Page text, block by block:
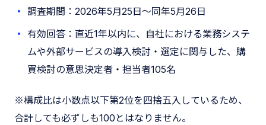
調査期間：2026年5月25日〜同年5月26日
有効回答：直近1年以内に、自社における業務システ
ムや外部サービスの導入検討・選定に関与した、購
買検討の意思決定者・担当者105名
※構成比は小数点以下第2位を四捨五入しているため、
合計しても必ずしも100とはなりません。